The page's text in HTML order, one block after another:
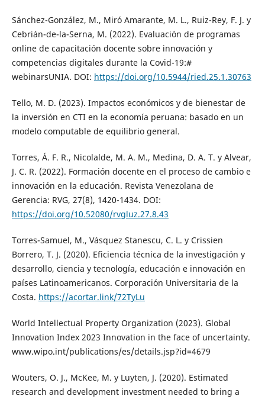
Sánchez-González, M., Miró Amarante, M. L., Ruiz-Rey, F. J. y
Cebrián-de-la-Serna, M. (2022). Evaluación de programas
online de capacitación docente sobre innovación y
competencias digitales durante la Covid-19:#
webinarsUNIA. DOI: https://doi.org/10.5944/ried.25.1.30763
Tello, M. D. (2023). Impactos económicos y de bienestar de
la inversión en CTI en la economía peruana: basado en un
modelo computable de equilibrio general.
Torres, Á. F. R., Nicolalde, M. A. M., Medina, D. A. T. y Alvear,
J. C. R. (2022). Formación docente en el proceso de cambio e
innovación en la educación. Revista Venezolana de
Gerencia: RVG, 27(8), 1420-1434. DOI:
https://doi.org/10.52080/rvgluz.27.8.43
Torres-Samuel, M., Vásquez Stanescu, C. L. y Crissien
Borrero, T. J. (2020). Eficiencia técnica de la investigación y
desarrollo, ciencia y tecnología, educación e innovación en
países Latinoamericanos. Corporación Universitaria de la
Costa. https://acortar.link/72TyLu
World Intellectual Property Organization (2023). Global
Innovation Index 2023 Innovation in the face of uncertainty.
www.wipo.int/publications/es/details.jsp?id=4679
Wouters, O. J., McKee, M. y Luyten, J. (2020). Estimated
research and development investment needed to bring a